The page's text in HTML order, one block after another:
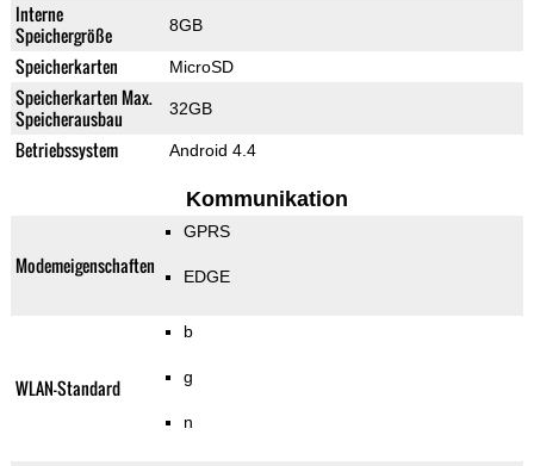
Interne
Speichergröße
8GB
Speicherkarten MicroSD
Speicherkarten Max.
Speicherausbau
32GB
Betriebssystem Android 4.4
Kommunikation
Modemeigenschaften
GPRS
EDGE
WLAN-Standard
b
g
n